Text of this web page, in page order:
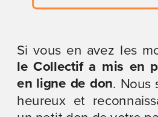
le Collectif a mis en
en ligne de don. Nous
heureux et